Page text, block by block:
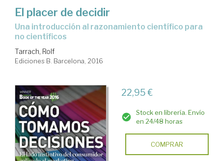
El placer de decidir
una introducción al razonamiento científico para
no científicos
Tarrach, Rolf
Ediciones B. Barcelona, 2016
22,95 €
Stock en librería. Envío
en 24/48 horas
COMPRAR